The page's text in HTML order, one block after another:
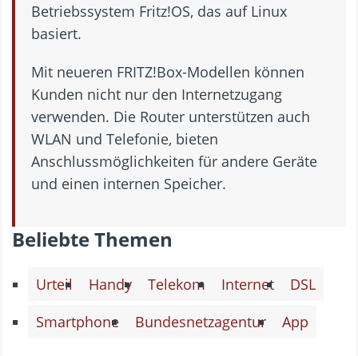
Betriebssystem Fritz!OS, das auf Linux
basiert.
Mit neueren FRITZ!Box-Modellen können
Kunden nicht nur den Internetzugang
verwenden. Die Router unterstützen auch
WLAN und Telefonie, bieten
Anschlussmöglichkeiten für andere Geräte
und einen internen Speicher.
Beliebte Themen
Urteil Handy Telekom Internet
DSL
Smartphone
Bundesnetzagentur App